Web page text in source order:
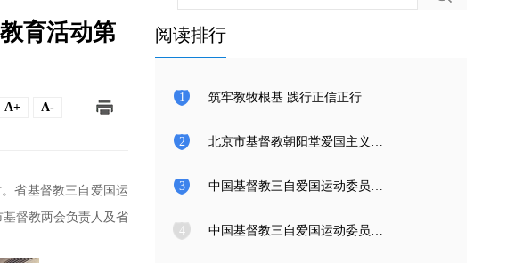
育活动第
A+ A-
省基督教三自爱国运
督教两会负责人及省
阅读排行
1 筑牢教牧根基 践行正信正行
2 北京市基督教朝阳堂爱国主义教育学习访问团一行来访
3 中国基督教三自爱国运动委员会2026年度公开招聘工作人员面试公告
4 中国基督教三自爱国运动委员会2026年度公开招聘应届高校毕业生面试公告